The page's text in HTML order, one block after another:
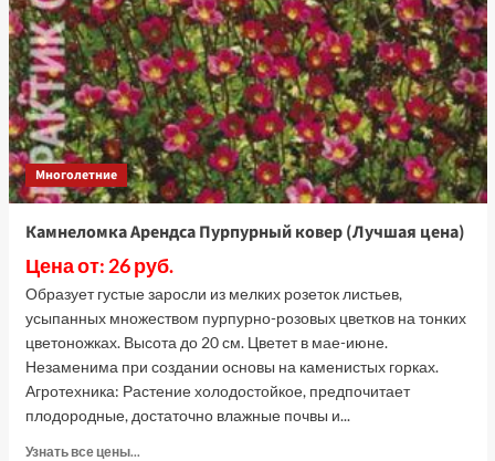
Микс,
10
шт
семян
(Лучшая
цена)
Многолетние
Камнеломка Арендса Пурпурный ковер (Лучшая цена)
Цена от: 26 руб.
Образует густые заросли из мелких розеток листьев,
усыпанных множеством пурпурно-розовых цветков на тонких
цветоножках. Высота до 20 см. Цветет в мае-июне.
Незаменима при создании основы на каменистых горках.
Агротехника: Растение холодостойкое, предпочитает
плодородные, достаточно влажные почвы и...
Узнать все цены...